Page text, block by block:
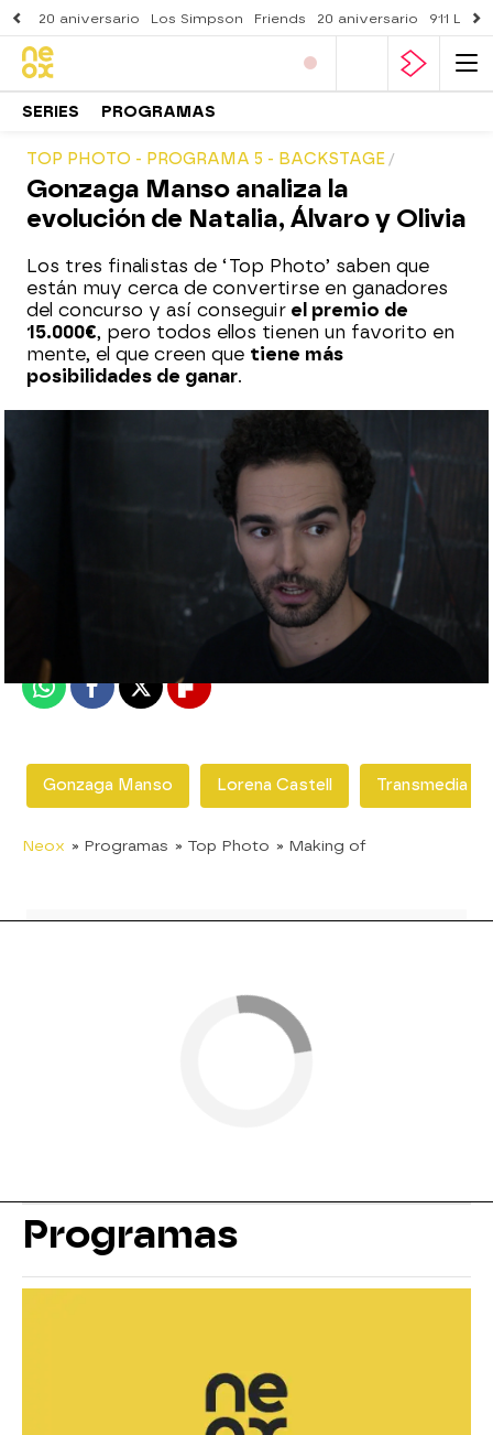
20 aniversario Los Simpson Friends 20 aniversario 911
SERIES PROGRAMAS
TOP PHOTO - PROGRAMA 5 - BACKSTAGE
Gonzaga Manso analiza la
evolución de Natalia, Álvaro y Olivia
Los tres finalistas de ‘Top Photo’ saben que
están muy cerca de convertirse en ganadores
del concurso y así conseguir el premio de
15.000€, pero todos ellos tienen un favorito en
mente, el que creen que tiene más
posibilidades de ganar.
15 de julio de 2020, 18:03
WhatsappFacebook
X Flipboard
Gonzaga Manso Lorena Castell Transmedia
Neox » Programas » Top Photo » Making of
Programas